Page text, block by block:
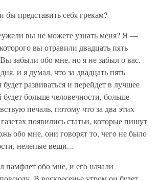
представить себя грекам?
вы не можете узнать меня? Я —
вы отравили двадцать пять
забыли обо мне, но я не забыл о вас.
и я думал, что за двадцать пять
развиваться и перейдет в лучшее
будет больше человечности, больше
печаль, потому что за два этих
появились статьи, которые пишут
обо мне, они говорят то, чего не было
нелепые вещи...
памфлет обо мне, и его начали